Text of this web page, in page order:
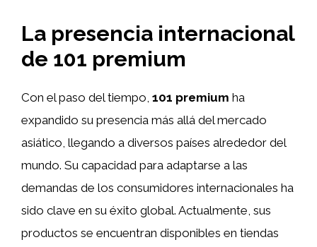
La presencia internacional
de 101 premium
Con el paso del tiempo, 101 premium ha
expandido su presencia más allá del mercado
asiático, llegando a diversos países alrededor del
mundo. Su capacidad para adaptarse a las
demandas de los consumidores internacionales ha
sido clave en su éxito global. Actualmente, sus
productos se encuentran disponibles en tiendas